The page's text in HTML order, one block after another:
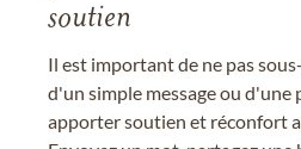
soutien
Il est important de ne pas
d'un simple message ou
apporter soutien et réconfort